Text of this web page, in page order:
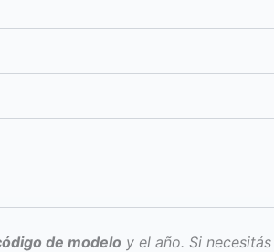
de modelo y el año. Si